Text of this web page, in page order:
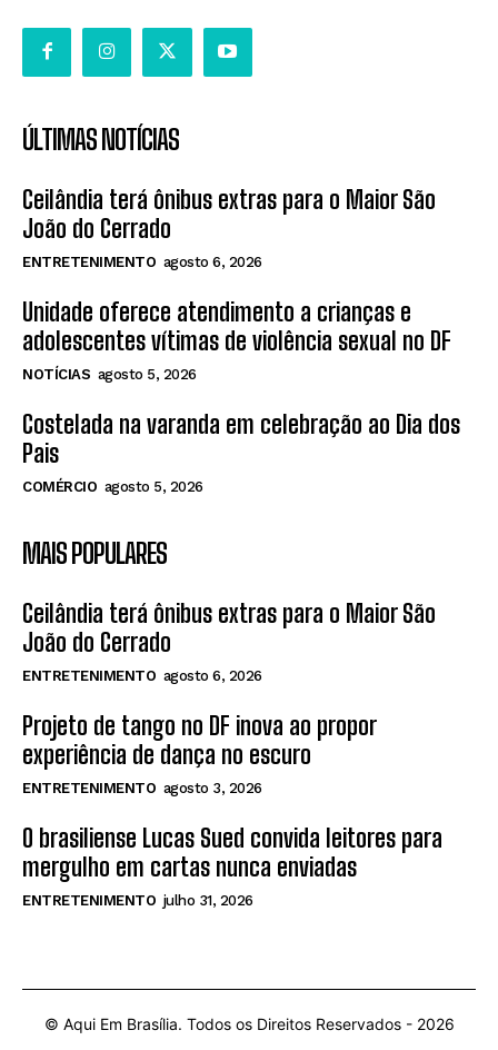
ÚLTIMAS NOTÍCIAS
Ceilândia terá ônibus extras para o Maior São
João do Cerrado
ENTRETENIMENTO agosto 6, 2026
Unidade oferece atendimento a crianças e
adolescentes vítimas de violência sexual no DF
NOTÍCIAS agosto 5, 2026
Costelada na varanda em celebração ao Dia dos
Pais
COMÉRCIO agosto 5, 2026
MAIS POPULARES
Ceilândia terá ônibus extras para o Maior São
João do Cerrado
ENTRETENIMENTO agosto 6, 2026
Projeto de tango no DF inova ao propor
experiência de dança no escuro
ENTRETENIMENTO agosto 3, 2026
O brasiliense Lucas Sued convida leitores para
mergulho em cartas nunca enviadas
ENTRETENIMENTO julho 31, 2026
© Aqui Em Brasília. Todos os Direitos Reservados - 2026